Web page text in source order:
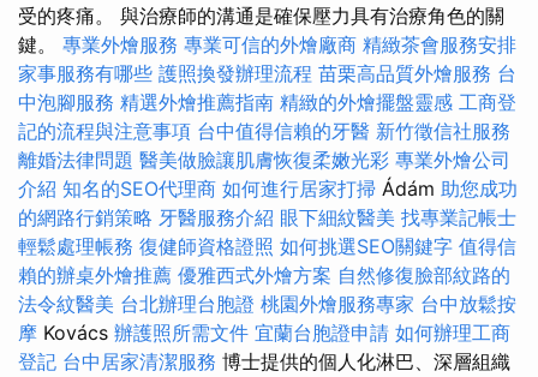
受的疼痛。 與治療師的溝通是確保壓力具有治療角色的關
鍵。 專業外燴服務 專業可信的外燴廠商 精緻茶會服務安排
家事服務有哪些 護照換發辦理流程 苗栗高品質外燴服務 台
中泡腳服務 精選外燴推薦指南 精緻的外燴擺盤靈感 工商登
記的流程與注意事項 台中值得信賴的牙醫 新竹徵信社服務
離婚法律問題 醫美做臉讓肌膚恢復柔嫩光彩 專業外燴公司
介紹 知名的SEO代理商 如何進行居家打掃 Ádám 助您成功
的網路行銷策略 牙醫服務介紹 眼下細紋醫美 找專業記帳士
輕鬆處理帳務 復健師資格證照 如何挑選SEO關鍵字 值得信
賴的辦桌外燴推薦 優雅西式外燴方案 自然修復臉部紋路的
法令紋醫美 台北辦理台胞證 桃園外燴服務專家 台中放鬆按
摩 Kovács 辦護照所需文件 宜蘭台胞證申請 如何辦理工商
登記 台中居家清潔服務 博士提供的個人化淋巴、深層組織